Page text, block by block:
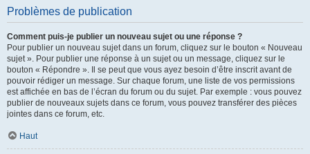
Problèmes de publication
Comment puis-je publier un nouveau sujet ou une réponse ?
Pour publier un nouveau sujet dans un forum, cliquez sur le bouton « Nouveau
sujet ». Pour publier une réponse à un sujet ou un message, cliquez sur le
bouton « Répondre ». Il se peut que vous ayez besoin d’être inscrit avant de
pouvoir rédiger un message. Sur chaque forum, une liste de vos permissions
est affichée en bas de l’écran du forum ou du sujet. Par exemple : vous pouvez
publier de nouveaux sujets dans ce forum, vous pouvez transférer des pièces
jointes dans ce forum, etc.
Haut